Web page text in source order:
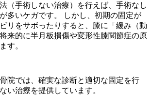
（手術しない治療）を行えば、手術なし
多いケガです。 しかし、初期の固定が
リをサボったりすると、膝に「緩み（動
来的に半月板損傷や変形性膝関節症の原
す。
院では、確実な診断と適切な固定を行
い治療を提供しています。